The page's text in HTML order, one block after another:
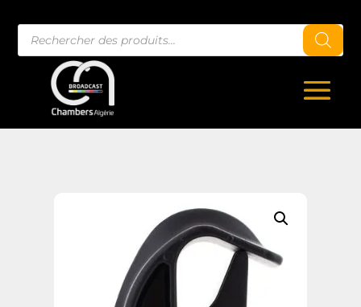
Recherche
de
produits